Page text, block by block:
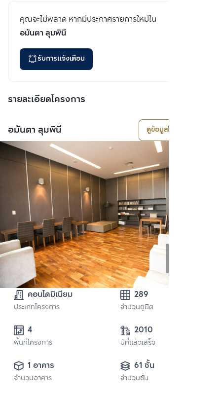
คุณจะไม่พลาด หากมีประกาศรายการใหม่ใน
อมันตา ลุมพินี
รับการแจ้งเตือน
รายละเอียดโครงการ
อมันตา ลุมพินี ดูข้อมูลโครงการ
คอนโดมิเนียม
ประเภทโครงการ
289
จำนวนยูนิต
4
พื้นที่โครงการ
2010
ปีที่แล้วเสร็จ
1 อาคาร
จำนวนอาคาร
61 ชั้น
จำนวนชั้น